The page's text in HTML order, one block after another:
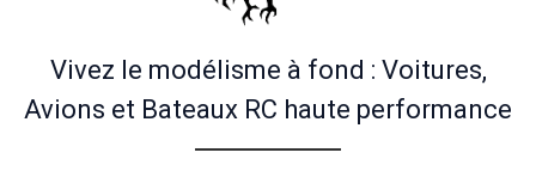
Vivez le modélisme à fond : Voitures,
Avions et Bateaux RC haute performance